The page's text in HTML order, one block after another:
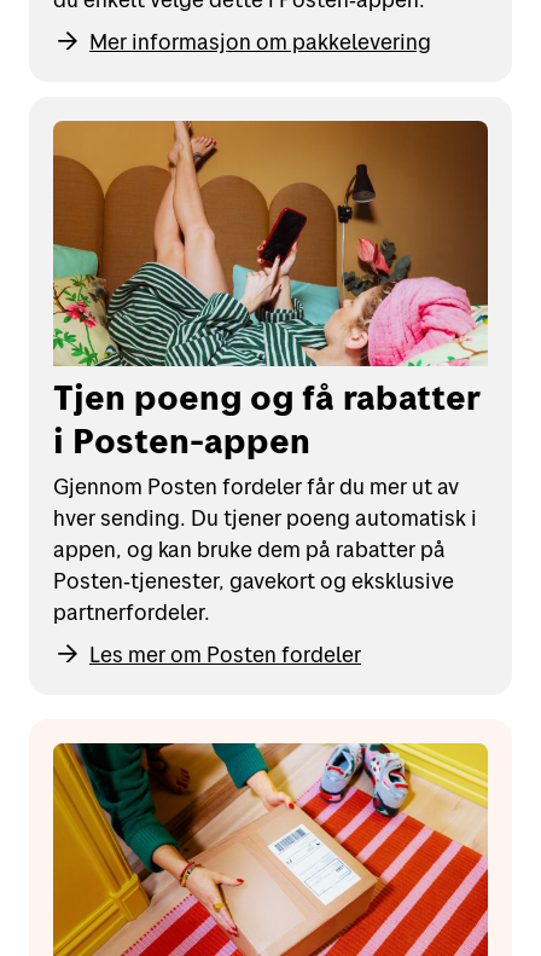
Mer informasjon om pakkelevering
Tjen poeng og få rabatter
i Posten-appen
Gjennom Posten fordeler får du mer ut av
hver sending. Du tjener poeng automatisk i
appen, og kan bruke dem på rabatter på
Posten‑tjenester, gavekort og eksklusive
partnerfordeler.
Les mer om Posten fordeler